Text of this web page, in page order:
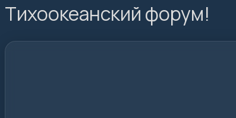
Тихоокеанский форум!